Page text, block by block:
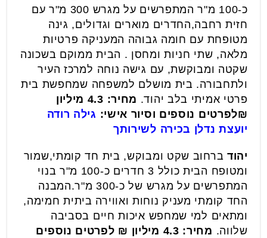
כ-100 מ"ר המתפרשים על מגרש 300 מ"ר עם
חזית רחבה,החדרים מוארים וגדולים, גינה
מטופחת עם חומה גבוהה המעניקה פרטיות
מלאה, שתי חניות ומחסן . הבית ממוקם בשכונה
שקטה ומבוקשת, עם גישה נוחה למרכז העיר
ולתחבורה. בית מושלם למשפחה שמחפשת בית
פרטי אמיתי בלב יהוד.
מחיר: 4.3 מיליון
₪לפרטים נוספים וסיור אישי: גילה רודה
יועצת נדלן בכירה לשירותך
יהוד ברחוב שקט ומבוקש, בית חד קומתי,שמור
ומטופח הבית כולל 3 חדרים כ-100 מ"ר בנוי
המתפרשים על מגרש של כ-300 מ"ר.המבנה
החד קומתי מעניק נוחות ואווירה ביתית חמימה,
ומתאים למי שמחפש איכות חיים בסביבה
שלווה. מחיר: 4.3 מיליון ₪
לפרטים נוספים